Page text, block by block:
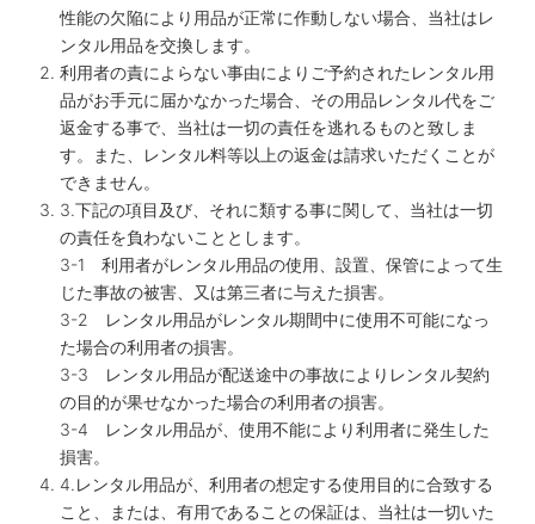
性能の欠陥により用品が正常に作動しない場合、当社はレ
ンタル用品を交換します。
利用者の責によらない事由によりご予約されたレンタル用
品がお手元に届かなかった場合、その用品レンタル代をご
返金する事で、当社は一切の責任を逃れるものと致しま
す。また、レンタル料等以上の返金は請求いただくことが
できません。
3.下記の項目及び、それに類する事に関して、当社は一切
の責任を負わないこととします。
3-1 利用者がレンタル用品の使用、設置、保管によって生
じた事故の被害、又は第三者に与えた損害。
3-2 レンタル用品がレンタル期間中に使用不可能になっ
た場合の利用者の損害。
3-3 レンタル用品が配送途中の事故によりレンタル契約
の目的が果せなかった場合の利用者の損害。
3-4 レンタル用品が、使用不能により利用者に発生した
損害。
4.レンタル用品が、利用者の想定する使用目的に合致する
こと、または、有用であることの保証は、当社は一切いた